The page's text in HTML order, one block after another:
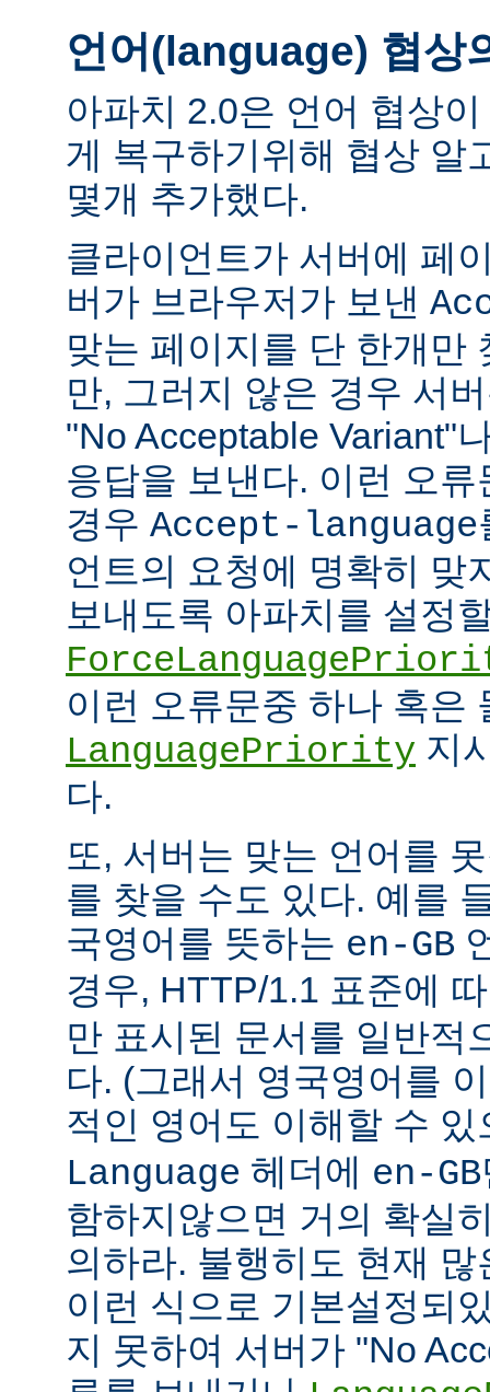
언어(language) 협상
아파치 2.0은 언어 협상
게 복구하기위해 협상 알
몇개 추가했다.
클라이언트가 서버에 페
버가 브라우저가 보낸
맞는 페이지를 단 한개만
만, 그러지 않은 경우 서
"No Acceptable Variant"
응답을 보낸다. 이런 오
경우 Accept-language
언트의 요청에 명확히 맞
보내도록 아파치를 설정
이런 오류문중 하나 혹은
LanguagePriority 지
다.
또, 서버는 맞는 언어를
를 찾을 수도 있다. 예를
국영어를 뜻하는 en-GB
경우, HTTP/1.1 표준에
만 표시된 문서를 일반적
다. (그래서 영국영어를
적인 영어도 이해할 수
Language 헤더에 en-GB
함하지않으면 거의 확실
의하라. 불행히도 현재
이런 식으로 기본설정되
지 못하여 서버가 "No